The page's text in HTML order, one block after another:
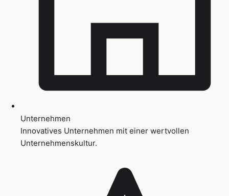
Unternehmen
Innovatives Unternehmen mit einer wertvollen
Unternehmenskultur.